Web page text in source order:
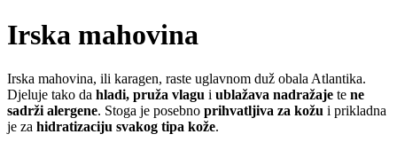
Irska mahovina
Irska mahovina, ili karagen, raste uglavnom duž obala Atlantika.
Djeluje tako da hladi, pruža vlagu i ublažava nadražaje te ne
sadrži alergene. Stoga je posebno prihvatljiva za kožu i prikladna
je za hidratizaciju svakog tipa kože.